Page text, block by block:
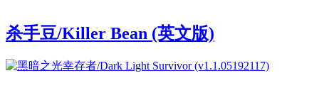
杀手豆/Killer Bean (英文版)